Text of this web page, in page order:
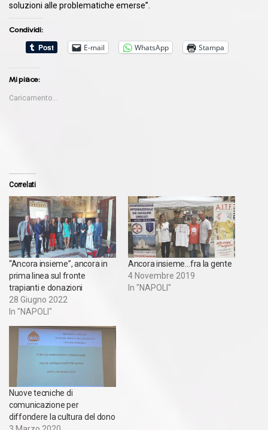
soluzioni alle problematiche emerse”.
Condividi:
E-mail
WhatsApp Stampa
Mi piace:
Caricamento...
Correlati
“Ancora insieme”, ancora in
prima linea sul fronte
trapianti e donazioni
28 Giugno 2022
In "NAPOLI"
Ancora insieme…fra la gente
4 Novembre 2019
In "NAPOLI"
Nuove tecniche di
comunicazione per
diffondere la cultura del dono